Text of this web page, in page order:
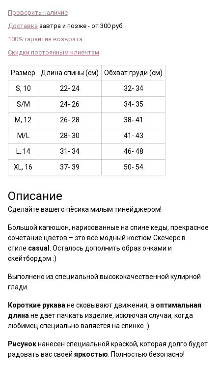
Проверить наличие
Доставка завтра и позже - от 300 руб.
100% гарантия возврата
Скидки постоянным клиентам
Размер Длина спины (см)
Обхват груди (см)
S, 10
22- 24
32- 34
S/M
24- 26
34- 35
M, 12
26- 28
38- 41
M/L
28- 30
41- 43
L, 14
31- 34
46- 48
XL, 16
37- 39 50- 54
Описание
Сделайте вашего пёсика милым тинейджером!
Большой капюшон, нарисованные на спине кеды, прекрасное
сочетание цветов – это всё модный костюм Скечерс в
стиле casual
. Осталось дополнить образ очками и
скейтбордом :)
Выполнено из специальной высококачественной кулирной
глади.
Короткие рукава не сковывают движения, а оптимальная
длина не дает пачкать изделие, исключая случаи, когда
любимец специально валяется на спинке :)
Рисунокнанесен специальной краской, которая долго будет
радовать вас своей яркостью . Полностью безопасно!